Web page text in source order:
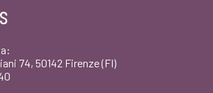
74, 50142 Firenze (FI)